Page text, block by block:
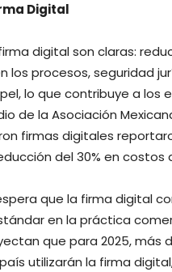
Digital
digital son claras:
los procesos, seguridad
lo que contribuye a los
de la Asociación
firmas digitales
del 30% en
que la firma digital
en la práctica
que para 2025,
utilizarán la firma